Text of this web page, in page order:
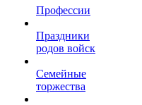
Профессии
Праздники
родов войск
Семейные
торжества